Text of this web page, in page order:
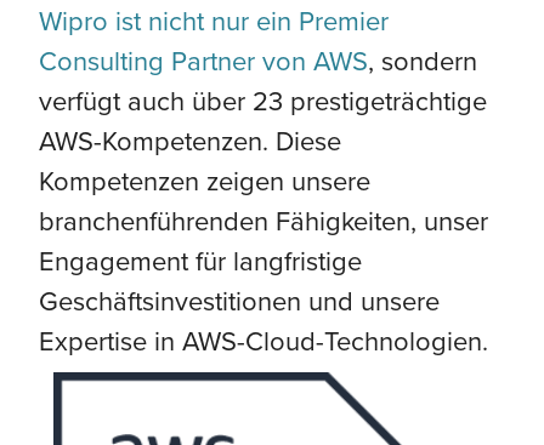
Wipro ist nicht nur ein Premier
Consulting Partner von AWS, sondern
verfügt auch über 23 prestigeträchtige
AWS-Kompetenzen. Diese
Kompetenzen zeigen unsere
branchenführenden Fähigkeiten, unser
Engagement für langfristige
Geschäftsinvestitionen und unsere
Expertise in AWS-Cloud-Technologien.